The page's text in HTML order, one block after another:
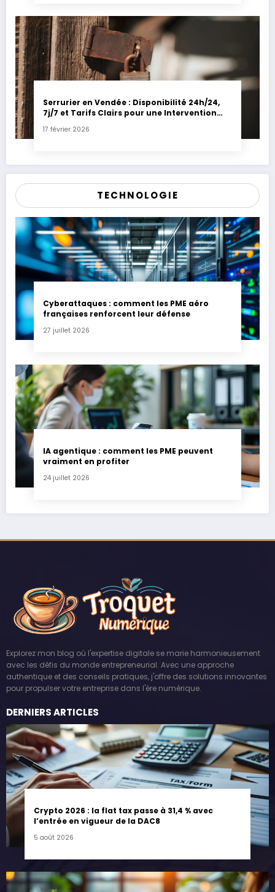
Serrurier en Vendée : Disponibilité 24h/24,
7j/7 et Tarifs Clairs pour une Intervention
17 février 2026
TECHNOLOGIE
Cyberattaques : comment les PME aéro
françaises renforcent leur défense
27 juillet 2026
IA agentique : comment les PME peuvent
vraiment en profiter
24 juillet 2026
Explorez mon blog où l'expertise digitale se marie harmonieusement
avec les défis du monde entrepreneurial. Avec une approche
authentique et des conseils pratiques, j'offre des solutions innovantes
pour propulser votre entreprise dans l'ère numérique.
DERNIERS ARTICLES
Crypto 2026 : la flat tax passe à 31,4 % avec
l’entrée en vigueur de la DAC8
5 août 2026